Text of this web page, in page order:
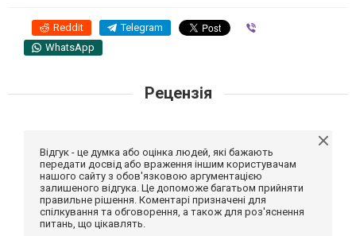
Reddit Telegram
WhatsApp
Рецензія
Відгук - це думка або оцінка людей, які бажають
передати досвід або враження іншим користувачам
нашого сайту з обов'язковою аргументацією
залишеного відгука. Це допоможе багатьом прийняти
правильне рішення. Коментарі призначені для
спілкування та обговорення, а також для роз'яснення
питань, що цікавлять.